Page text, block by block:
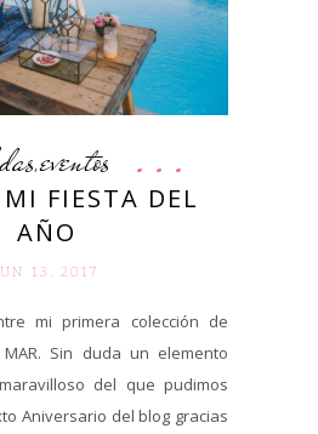
,eventos
FIESTA DEL
AÑO
13. 2017
mi primera colección de
Sin duda un elemento
del que pudimos
Aniversario del blog gracias